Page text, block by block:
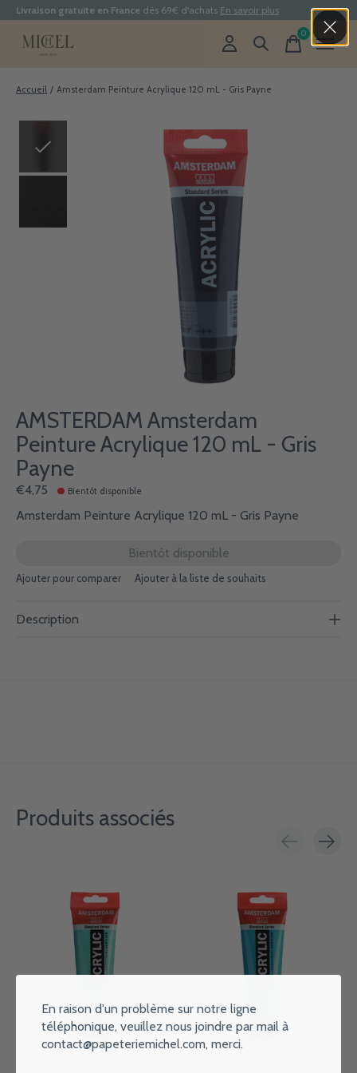
Livraison gratuite en France dès 69€ d'achats En savoir plus
0items
Accueil / Amsterdam Peinture Acrylique 120 mL - Gris Payne
AMSTERDAM Amsterdam
Peinture Acrylique 120 mL - Gris
Payne
€4,75 Bientôt disponible
Amsterdam Peinture Acrylique 120 mL - Gris Payne
Bientôt disponible
Ajouter pour comparer Ajouter à la liste de souhaits
Description
Produits associés
En raison d'un problème sur notre ligne
téléphonique, veuillez nous joindre par mail à
contact@papeteriemichel.com, merci.